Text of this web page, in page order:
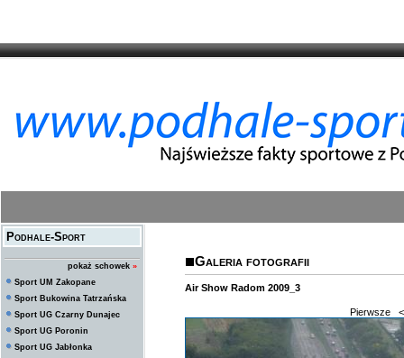
Podhale-Sport
pokaż schowek »
Sport UM Zakopane
Sport Bukowina Tatrzańska
Sport UG Czarny Dunajec
Sport UG Poronin
Sport UG Jabłonka
Galeria fotografii
Air Show Radom 2009_3
Pierwsze